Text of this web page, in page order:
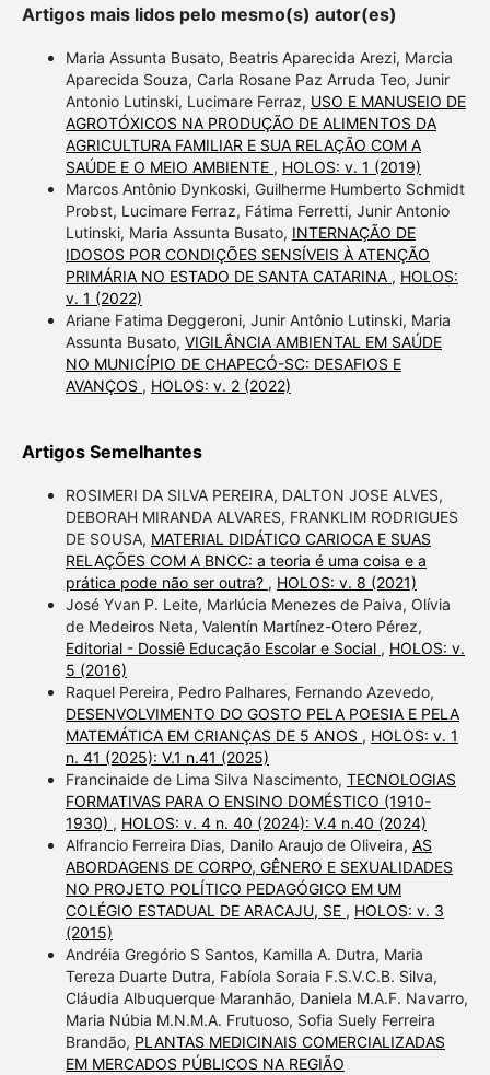
Artigos mais lidos pelo mesmo(s) autor(es)
Maria Assunta Busato, Beatris Aparecida Arezi, Marcia
Aparecida Souza, Carla Rosane Paz Arruda Teo, Junir
Antonio Lutinski, Lucimare Ferraz, USO E MANUSEIO DE
AGROTÓXICOS NA PRODUÇÃO DE ALIMENTOS DA
AGRICULTURA FAMILIAR E SUA RELAÇÃO COM A
SAÚDE E O MEIO AMBIENTE , HOLOS: v. 1 (2019)
Marcos Antônio Dynkoski, Guilherme Humberto Schmidt
Probst, Lucimare Ferraz, Fátima Ferretti, Junir Antonio
Lutinski, Maria Assunta Busato, INTERNAÇÃO DE
IDOSOS POR CONDIÇÕES SENSÍVEIS À ATENÇÃO
PRIMÁRIA NO ESTADO DE SANTA CATARINA , HOLOS:
v. 1 (2022)
Ariane Fatima Deggeroni, Junir Antônio Lutinski, Maria
Assunta Busato, VIGILÂNCIA AMBIENTAL EM SAÚDE
NO MUNICÍPIO DE CHAPECÓ-SC: DESAFIOS E
AVANÇOS , HOLOS: v. 2 (2022)
Artigos Semelhantes
ROSIMERI DA SILVA PEREIRA, DALTON JOSE ALVES,
DEBORAH MIRANDA ALVARES, FRANKLIM RODRIGUES
DE SOUSA, MATERIAL DIDÁTICO CARIOCA E SUAS
RELAÇÕES COM A BNCC: a teoria é uma coisa e a
prática pode não ser outra? , HOLOS: v. 8 (2021)
José Yvan P. Leite, Marlúcia Menezes de Paiva, Olívia
de Medeiros Neta, Valentín Martínez-Otero Pérez,
Editorial - Dossiê Educação Escolar e Social , HOLOS: v.
5 (2016)
Raquel Pereira, Pedro Palhares, Fernando Azevedo,
DESENVOLVIMENTO DO GOSTO PELA POESIA E PELA
MATEMÁTICA EM CRIANÇAS DE 5 ANOS , HOLOS: v. 1
n. 41 (2025): V.1 n.41 (2025)
Francinaide de Lima Silva Nascimento, TECNOLOGIAS
FORMATIVAS PARA O ENSINO DOMÉSTICO (1910-
1930) , HOLOS: v. 4 n. 40 (2024): V.4 n.40 (2024)
Alfrancio Ferreira Dias, Danilo Araujo de Oliveira, AS
ABORDAGENS DE CORPO, GÊNERO E SEXUALIDADES
NO PROJETO POLÍTICO PEDAGÓGICO EM UM
COLÉGIO ESTADUAL DE ARACAJU, SE , HOLOS: v. 3
(2015)
Andréia Gregório S Santos, Kamilla A. Dutra, Maria
Tereza Duarte Dutra, Fabíola Soraia F.S.V.C.B. Silva,
Cláudia Albuquerque Maranhão, Daniela M.A.F. Navarro,
Maria Núbia M.N.M.A. Frutuoso, Sofia Suely Ferreira
Brandão, PLANTAS MEDICINAIS COMERCIALIZADAS
EM MERCADOS PÚBLICOS NA REGIÃO